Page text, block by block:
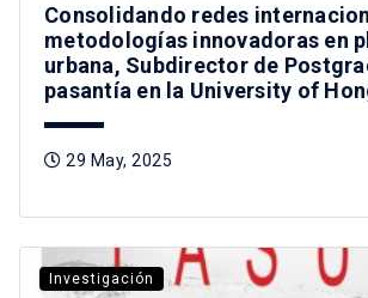
Consolidando redes
metodologías innovadoras en
urbana, Subdirector de
pasantía en la University of
29 May, 2025
Investigación